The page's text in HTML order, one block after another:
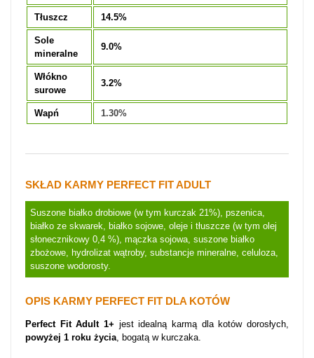
Tłuszcz 14.5%
Sole
mineralne
9.0%
Włókno
surowe
3.2%
Wapń 1.30%
SKŁAD KARMY PERFECT FIT ADULT
Suszone białko drobiowe (w tym kurczak 21%), pszenica,
białko ze skwarek, białko sojowe, oleje i tłuszcze (w tym olej
słonecznikowy 0,4 %), mączka sojowa, suszone białko
zbożowe, hydrolizat wątroby, substancje mineralne, celuloza,
suszone wodorosty.
OPIS KARMY PERFECT FIT DLA KOTÓW
Perfect Fit Adult 1+ jest idealną karmą dla kotów dorosłych,
powyżej 1 roku życia, bogatą w kurczaka.